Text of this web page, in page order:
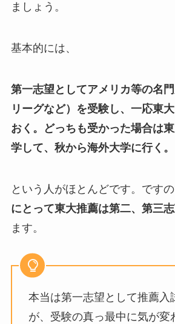
ましょう。
基本的には、
第一志望としてアメリカ等の名
リーグなど）を受験し、一応東
おく。どっちも受かった場合は
学して、秋から海外大学に行く。
という人がほとんどです。です
にとって東大推薦は第二、第三
ます。
本当は第一志望として推薦入
が、受験の真っ最中に気が変